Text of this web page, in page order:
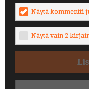
Näytä kommentti
Näytä vain 2